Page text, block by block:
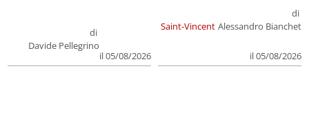
di
Davide Pellegrino
il 05/08/2026
Saint-Vincent
di
Alessandro Bianchet
il 05/08/2026